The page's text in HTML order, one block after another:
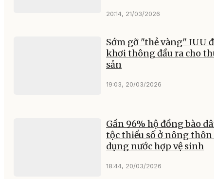
20:14, 21/03/2026
Sớm gỡ "thẻ vàng" IUU để
khơi thông đầu ra cho
sản
19:03, 20/03/2026
Gần 96% hộ đồng bào
tộc thiểu số ở nông thôn
dụng nước hợp vệ sinh
18:44, 20/03/2026